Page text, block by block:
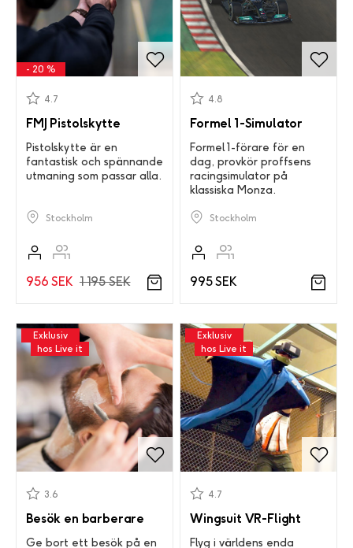
- 20 %
FMJ Pistolskytte
4.7
Pistolskytte är en
fantastisk och spännande
utmaning som passar alla.
Stockholm
956 SEK 1 195 SEK
Formel 1-Simulator
4.8
Formel 1-förare för en
dag, provkör proffsens
racingsimulator på
klassiska Monza.
Stockholm
995 SEK
Exklusiv
hos Live it
Besök en barberare
3.6
Ge bort ett besök på en
Exklusiv
hos Live it
Wingsuit VR-Flight
4.7
Flyg i världens enda